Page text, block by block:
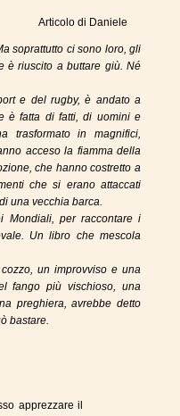
Articolo di Daniele
soprattutto ci sono loro, gli
è riuscito a buttare giù. Né
e del rugby, è andato a
è fatta di fatti, di uomini e
trasformato in magnifici,
acceso la fiamma della
che hanno costretto a
che si erano attaccati
una vecchia barca.
Mondiali, per raccontare i
Un libro che mescola
un improvviso e una
fango più vischioso, una
preghiera, avrebbe detto
bastare.
apprezzare il